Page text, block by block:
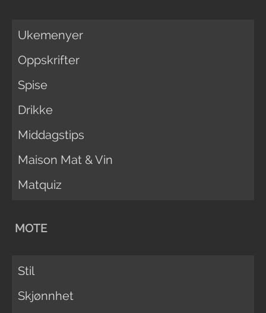
Ukemenyer
Oppskrifter
Spise
Drikke
Middagstips
Maison Mat & Vin
Matquiz
MOTE
Stil
Skjønnhet